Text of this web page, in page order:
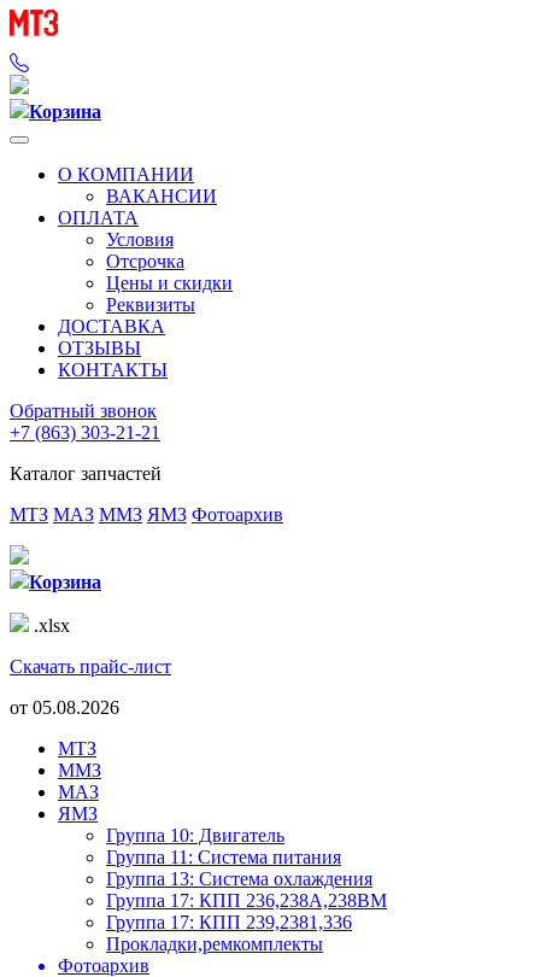
Корзина
О КОМПАНИИ
ВАКАНСИИ
ОПЛАТА
Условия
Отсрочка
Цены и скидки
Реквизиты
ДОСТАВКА
ОТЗЫВЫ
КОНТАКТЫ
Обратный звонок
+7 (863) 303-21-21
Каталог запчастей
МТЗ МАЗ ММЗ ЯМЗ Фотоархив
Корзина
.xlsx
Скачать прайс-лист
от 05.08.2026
МТЗ
ММЗ
МАЗ
ЯМЗ
Группа 10: Двигатель
Группа 11: Система питания
Группа 13: Система охлаждения
Группа 17: КПП 236,238А,238ВМ
Группа 17: КПП 239,2381,336
Прокладки,ремкомплекты
Фотоархив